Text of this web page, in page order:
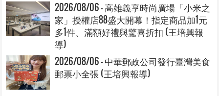
2026/08/06 - 高雄義享時尚廣場「小米之
家」授權店88盛大開幕！指定商品加1元
多1件、滿額好禮與驚喜折扣 (王培興報
導)
2026/08/06 - 中華郵政公司發行臺灣美食
郵票小全張 (王培興報導)